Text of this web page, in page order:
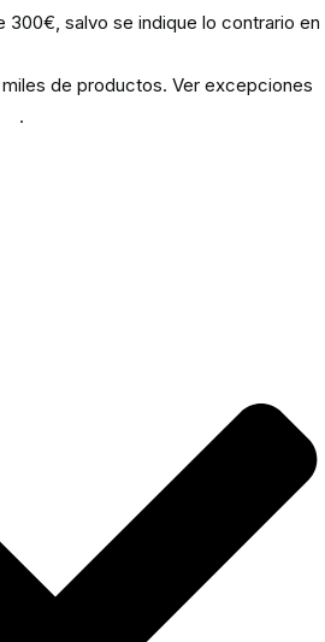
300€, salvo se indique lo contrario en
de productos. Ver excepciones
.